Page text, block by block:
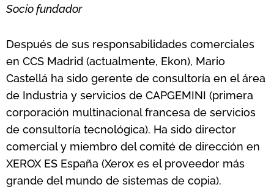
Socio fundador
Después de sus responsabilidades comerciales
en CCS Madrid (actualmente, Ekon), Mario
Castellá ha sido gerente de consultoría en el área
de Industria y servicios de CAPGEMINI (primera
corporación multinacional francesa de servicios
de consultoría tecnológica). Ha sido director
comercial y miembro del comité de dirección en
XEROX ES España (Xerox es el proveedor más
grande del mundo de sistemas de copia).